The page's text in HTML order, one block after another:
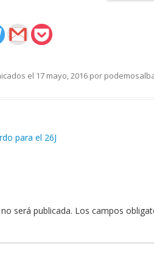
el 17 mayo, 2016 por
para el 26J
será publicada. Los campos